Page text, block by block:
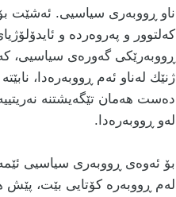
ناو ڕووبەری سیاسیی. ئەشێت
كەلتوور و پەروەردە و
ڕووبەرێكی گەورەی سیاسیی،
ژنێك لەناو ئەم ڕووبەرەدا،
دەست هەمان تێگەیشتنە
لەو ڕووبەرەدا.
بۆ ئەوەی ڕووبەری سیاسیی
لەم ڕووبەرە كۆتایی بێت، پێش